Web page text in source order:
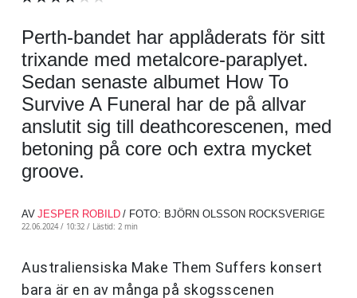
Perth-bandet har applåderats för sitt
trixande med metalcore-paraplyet.
Sedan senaste albumet How To
Survive A Funeral har de på allvar
anslutit sig till deathcorescenen, med
betoning på core och extra mycket
groove.
AV JESPER ROBILD / FOTO: BJÖRN OLSSON ROCKSVERIGE
22.06.2024 / 10:32 / Lästid: 2 min
Australiensiska Make Them Suffers konsert
bara är en av många på skogsscenen